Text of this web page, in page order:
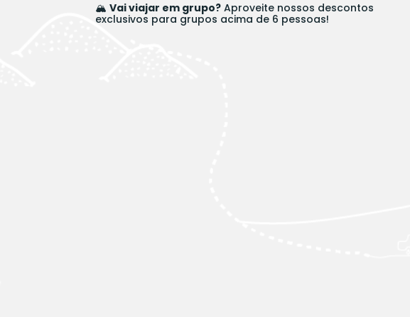
🏔️Vai viajar em grupo? Aproveite nossos descontos
exclusivos para grupos acima de 6 pessoas!